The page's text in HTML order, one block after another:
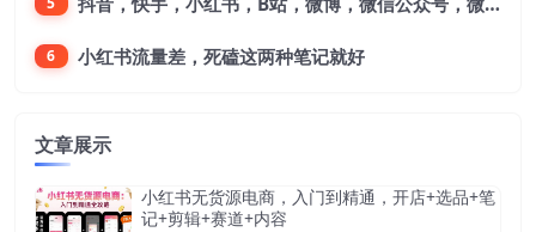
6 小红书流量差，死磕这两种笔记就好
文章展示
小红书无货源电商，入门到精通，开店+选品+笔
记+剪辑+赛道+内容